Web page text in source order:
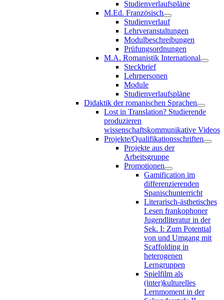
Studienverlaufspläne
M.Ed. Französisch
Studienverlauf
Lehrveranstaltungen
Modulbeschreibungen
Prüfungsordnungen
M.A. Romanistik International
Steckbrief
Lehrpersonen
Module
Studienverlaufspläne
Didaktik der romanischen Sprachen
Lost in Translation? Studierende
produzieren
wissenschaftskommunikative Videos
Projekte/Qualifikationsschriften
Projekte aus der
Arbeitsgruppe
Promotionen
Gamification im
differenzierenden
Spanischunterricht
Literarisch-ästhetisches
Lesen frankophoner
Jugendliteratur in der
Sek. I: Zum Potential
von und Umgang mit
Scaffolding in
heterogenen
Lerngruppen
Spielfilm als
(inter)kulturelles
Lernmoment in der